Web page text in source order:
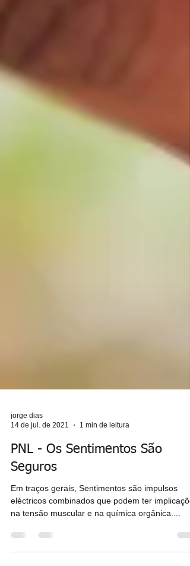
14 de jul. de 2021
1 min de leitura
PNL - Os Sentimentos São
Seguros
Em traços gerais, Sentimentos são impulsos
na tensão muscular e na química orgânica....